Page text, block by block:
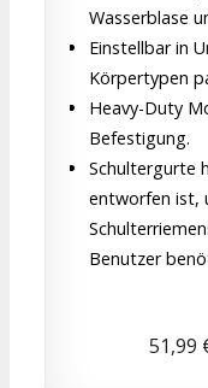
Wasserblase
Einstellbar in
Körpertypen
Heavy-Duty
Befestigung.
Schultergurte
entworfen ist,
Benutzer
51,99